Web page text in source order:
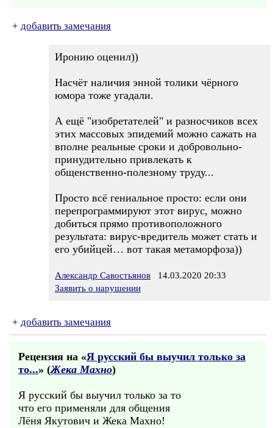
+ добавить замечания
Иронию оценил))
Насчёт наличия энной толики чёрного
юмора тоже угадали.
А ещё "изобретателей" и разносчиков всех
этих массовых эпидемий можно сажать на
вполне реальные сроки и добровольно-
принудительно привлекать к
общенственно-полезному труду...
Просто всё гениальное просто: если они
перепрограммируют этот вирус, можно
добиться прямо противоположного
результата: вирус-вредитель может стать и
его убийцей… вот такая метаморфоза))
Александр Савостьянов 14.03.2020 20:33
Заявить о нарушении
+ добавить замечания
Рецензия на «Я русский бы выучил только за
то...» (Жека Махно)
Я русский бы выучил только за то
что его применяли для общения
Лёня Якутович и Жека Махно!